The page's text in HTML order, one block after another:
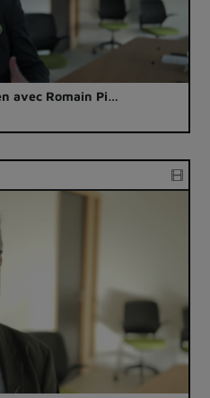
avec Romain Pi…